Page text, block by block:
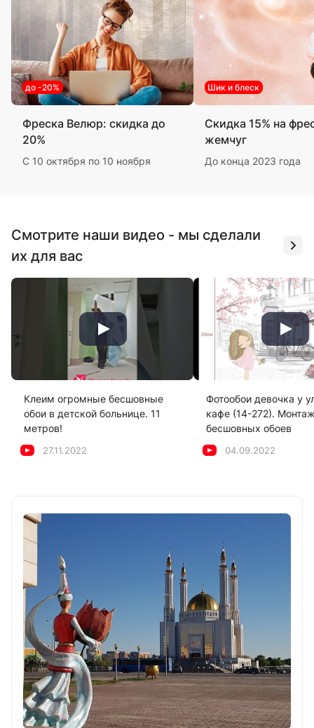
до -20%
Фреска Велюр: скидка до
20%
С 10 октября по 10 ноября
Шик и блеск
Скидка 15% на
жемчуг
До конца 2023 года
Смотрите наши видео - мы сделали
их для вас
Клеим огромные бесшовные
обои в детской больнице. 11
метров!
27.11.2022
Фотообои девочка у
кафе (14-272).
бесшовных обоев
04.09.2022